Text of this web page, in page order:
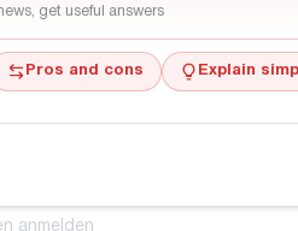
get useful answers
Pros and cons Explain